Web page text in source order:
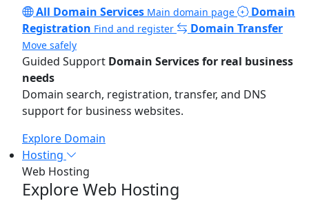
All Domain Services Main domain page
Domain
Registration Find and register Domain Transfer
Move safely
Guided Support Domain Services for real business
needs
Domain search, registration, transfer, and DNS
support for business websites.
Explore Domain
Hosting
Web Hosting
Explore Web Hosting